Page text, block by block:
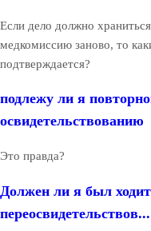
Если дело должно
медкомиссию заново, то
подтверждается?
подлежу ли я
освидетельствованию
Это правда?
Должен ли я был
переосвидетельствов...